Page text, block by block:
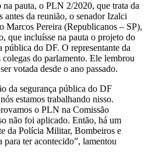
pauta, o PLN 2/2020, que trata da
da reunião, o senador Izalci
Marcos Pereira (Republicanos – SP),
que incluísse na pauta o projeto do
pública do DF. O representante da
do parlamento. Ele lembrou
votada desde o ano passado.
da segurança pública do DF
estamos trabalhando nisso.
o PLN na Comissão
não foi aplicado. Então, há um
da Polícia Militar, Bombeiros e
ter acontecido”, lamentou